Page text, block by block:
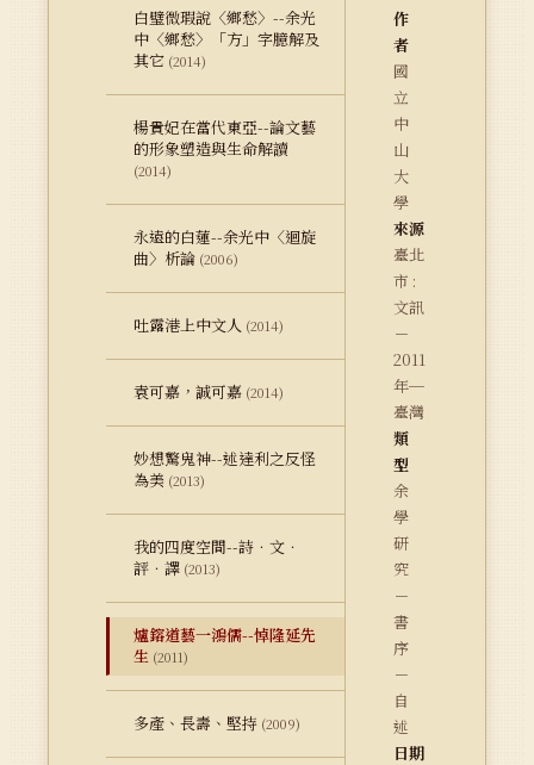
白璧微瑕說〈鄉愁〉--余光
中〈鄉愁〉「方」字臆解及
其它 (2014)
楊貴妃在當代東亞--論文藝
的形象塑造與生命解讀
(2014)
永遠的白蓮--余光中〈迴旋
曲〉析論 (2006)
吐露港上中文人 (2014)
袁可嘉，誠可嘉 (2014)
妙想驚鬼神--述達利之反怪
為美 (2013)
我的四度空間--詩．文．
評．譯 (2013)
爐鎔道藝一鴻儒--悼隆延先
生 (2011)
多產、長壽、堅持 (2009)
作
者
國
立
中
山
大
學
來源
臺北
市 :
文訊
－
2011
年─
臺灣
類
型
余
學
研
究
－
書
序
－
自
述
日期